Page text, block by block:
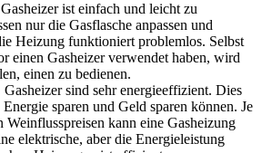
ist einfach und leicht zu
nur die Gasflasche anpassen und
Heizung funktioniert problemlos. Selbst
einen Gasheizer verwendet haben, wird
einen zu bedienen.
Gasheizer sind sehr energieeffizient. Dies
Energie sparen und Geld sparen können. Je
Weinflusspreisen kann eine Gasheizung
elektrische, aber die Energieleistung